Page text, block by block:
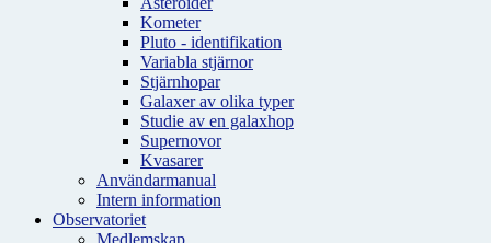
Kometer
Pluto - identifikation
Variabla stjärnor
Stjärnhopar
Galaxer av olika typer
Studie av en galaxhop
Supernovor
Kvasarer
Användarmanual
Intern information
Observatoriet
Medlemskap